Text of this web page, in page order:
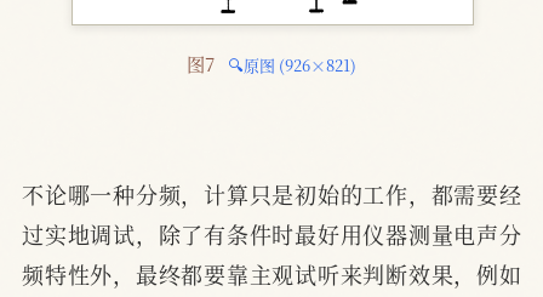
图7 🔍原图 (926×821)
不论哪一种分频，计算只是初始的工作，都需要经
过实地调试，除了有条件时最好用仪器测量电声分
频特性外，最终都要靠主观试听来判断效果，例如